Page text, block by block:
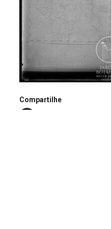
Compartilhe